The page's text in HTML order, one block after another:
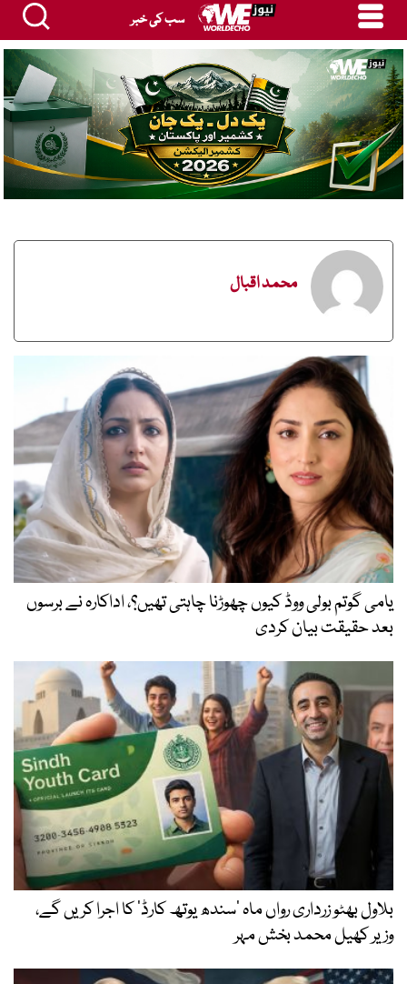
سب کی خبر
محمد اقبال
یامی گوتم بولی ووڈ کیوں چھوڑنا چاہتی تھیں؟، اداکارہ نے برسوں
بعد حقیقت بیان کردی
بلاول بھٹو زرداری رواں ماہ ’سندھ یوتھ کارڈ‘ کا اجرا کریں گے،
وزیر کھیل محمد بخش مہر